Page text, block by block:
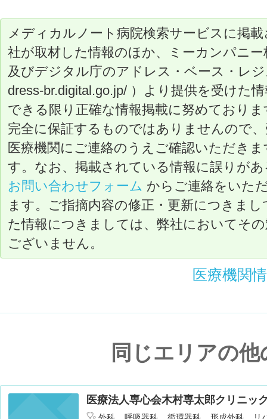
メディカルノート病院検索サービスに掲
社が取材した情報のほか、ミーカンパニ
及びデジタル庁のアドレス・ベース・レ
dress-br.digital.go.jp/ ）より提供を受けた
できる限り正確な情報掲載に努めており
完全に保証するものではありませんので
医療機関にご連絡のうえご確認いただき
す。なお、掲載されている情報に誤りが
お問い合わせフォーム からご連絡をいた
ます。ご指摘内容の修正・更新につきま
た情報につきましては、弊社においてそ
ございません。
医療機関
同じエリアの他
医療法人専心会木村専太郎クリニッ